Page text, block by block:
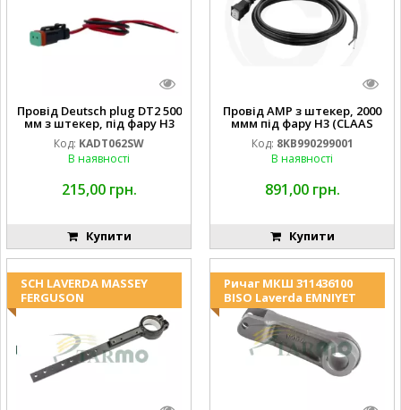
Провід Deutsch plug DT2 500
мм з штекер, під фару H3
(JOHN DEERE AL116438
994.184.00) ) Kramp Hella
Код: KADT062SW
В наявності
215,00 грн.
Купити
Провід AMP з штекер, 2000
ммм під фару H3 (CLAAS
013733) Hella
Код: 8KB990299001
В наявності
891,00 грн.
Купити
SCH LAVERDA MASSEY
FERGUSON
Ричаг МКШ 311436100
BISO Laverda EMNIYET